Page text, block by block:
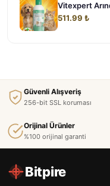
Vitexpert
511.99 ₺
Güvenli Alışveriş
256-bit SSL koruması
Orijinal Ürünler
%100 orijinal garanti
Bitpire